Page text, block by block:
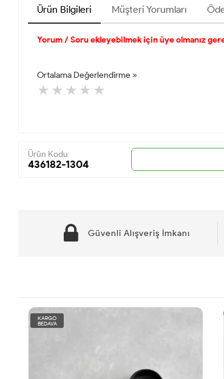
Ürün Bilgileri Müşteri Yorumları
Yorum / Soru ekleyebilmek için üye olmanız
Ortalama Değerlendirme »
Ürün Kodu
436182-1304
Güvenli Alışveriş İmkanı
KARGO
BEDAVA